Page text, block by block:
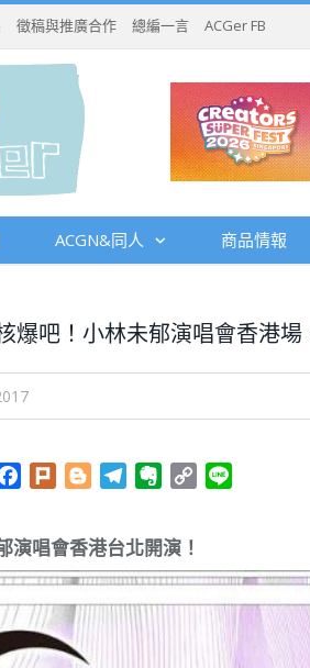
徵稿與推廣合作 總編一言 ACGer FB
ACGN&同人 商品情報
爆吧！小林未郁演唱會香港場
Facebook
Plurk BloggerTelegramEvernote
Copy
演唱會香港台北開演！